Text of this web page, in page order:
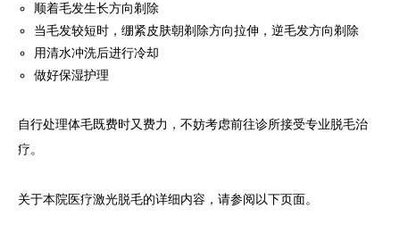
顺着毛发生长方向剃除
当毛发较短时，绷紧皮肤朝剃除方向拉伸，逆毛发方向剃除
用清水冲洗后进行冷却
做好保湿护理
自行处理体毛既费时又费力，不妨考虑前往诊所接受专业脱毛治
疗。
关于本院医疗激光脱毛的详细内容，请参阅以下页面。